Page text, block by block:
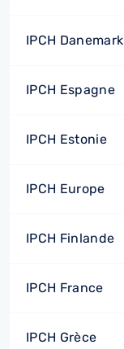
IPCH Danemark
IPCH Espagne
IPCH Estonie
IPCH Europe
IPCH Finlande
IPCH France
IPCH Grèce